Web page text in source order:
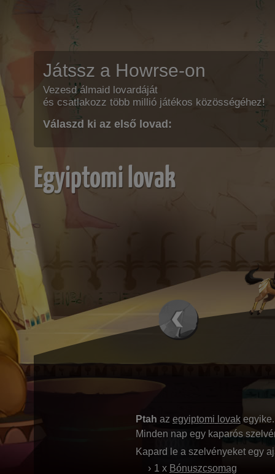
Játssz a Howrse-on
Vezesd álmaid lovardáját
és csatlakozz több millió játékos közösségéhez!
Válaszd ki az első lovad:
Egyiptomi lovak
Ptah az egyiptomi lovak egyike.
Minden nap egy kaparós
Kapard le a szelvényeket egy
1 x Bónuszcsomag